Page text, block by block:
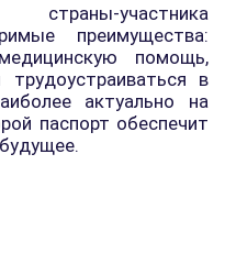
участника
преимущества:
помощь,
в
актуально на
паспорт обеспечит